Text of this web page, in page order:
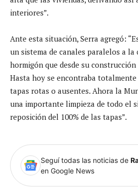
interiores”.
Ante esta situación, Serra agregó:
un sistema de canales paralelos a la
hormigón que desde su
Hasta hoy se encontraba
tapas rotas o ausentes. Ahora la
una importante limpieza de todo el
reposición del 100% de las tapas”.
Seguí todas las noticias de
en Google News